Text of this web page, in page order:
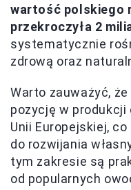
wartość polskiego
przekroczyła 2
systematycznie
zdrową oraz
Warto zauważyć,
pozycję w
Unii Europejskiej,
do rozwijania
tym zakresie są
od popularnych